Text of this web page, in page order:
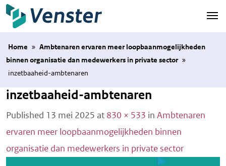
Naar hoofdinhoud
Home » Ambtenaren ervaren meer loopbaanmogelijkheden
binnen organisatie dan medewerkers in private sector »
inzetbaaheid-ambtenaren
inzetbaaheid-ambtenaren
Published 13 mei 2025 at 830 × 533 in Ambtenaren
ervaren meer loopbaanmogelijkheden binnen
organisatie dan medewerkers in private sector